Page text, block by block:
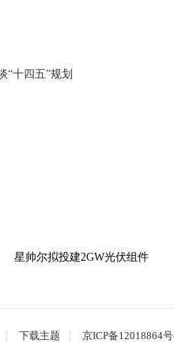
“十四五”规划
星帅尔拟投建2GW光伏组件
下载主题 京ICP备12018864